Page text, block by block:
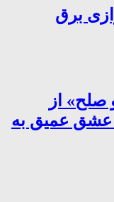
برق
از
عشق عمیق به